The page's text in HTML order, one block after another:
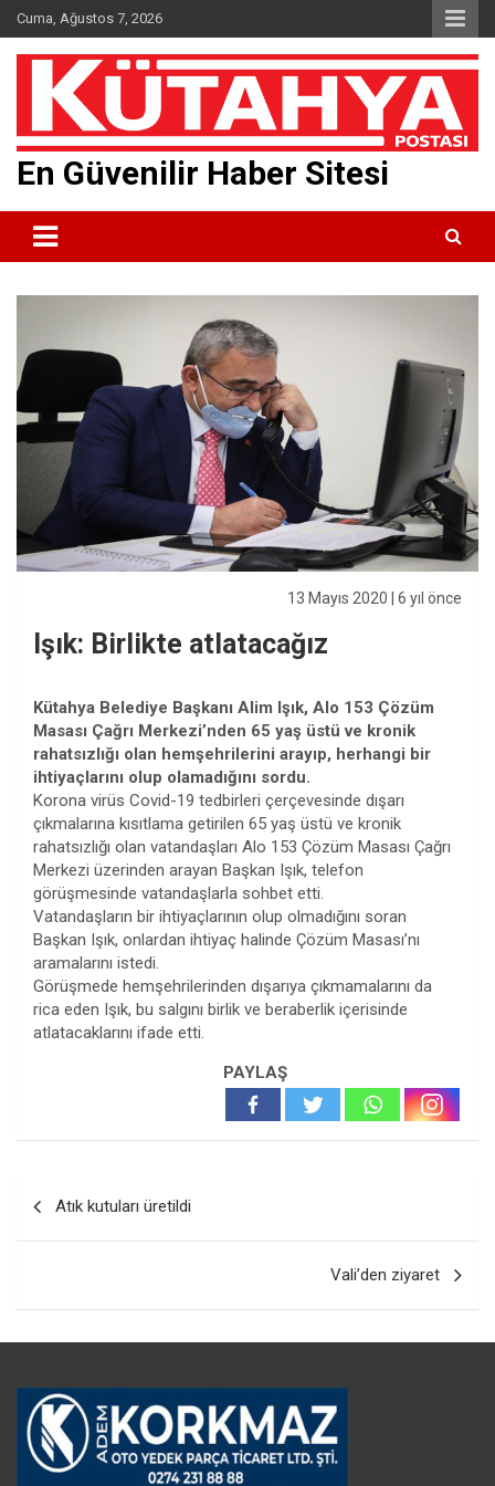
Skip
to
content
Cuma, Ağustos 7, 2026
En Güvenilir Haber Sitesi
13 Mayıs 2020 | 6 yıl önce
Işık: Birlikte atlatacağız
Kütahya Belediye Başkanı Alim Işık, Alo 153 Çözüm
Masası Çağrı Merkezi’nden 65 yaş üstü ve kronik
rahatsızlığı olan hemşehrilerini arayıp, herhangi bir
ihtiyaçlarını olup olamadığını sordu.
Korona virüs Covid-19 tedbirleri çerçevesinde dışarı
çıkmalarına kısıtlama getirilen 65 yaş üstü ve kronik
rahatsızlığı olan vatandaşları Alo 153 Çözüm Masası Çağrı
Merkezi üzerinden arayan Başkan Işık, telefon
görüşmesinde vatandaşlarla sohbet etti.
Vatandaşların bir ihtiyaçlarının olup olmadığını soran
Başkan Işık, onlardan ihtiyaç halinde Çözüm Masası’nı
aramalarını istedi.
Görüşmede hemşehrilerinden dışarıya çıkmamalarını da
rica eden Işık, bu salgını birlik ve beraberlik içerisinde
atlatacaklarını ifade etti.
PAYLAŞ
Atık kutuları üretildi
Vali’den ziyaret